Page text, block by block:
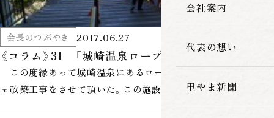
会社案内
代表の想い
里やま新聞
会長のつぶやき 2017.06.27
《コラム》31 「城崎温泉ロープウェー」
この度縁あって城崎温泉にあるロープウェー山頂駅舎のカフ
ェ改築工事をさせて頂いた。この施設は温泉街の一番奥にある、